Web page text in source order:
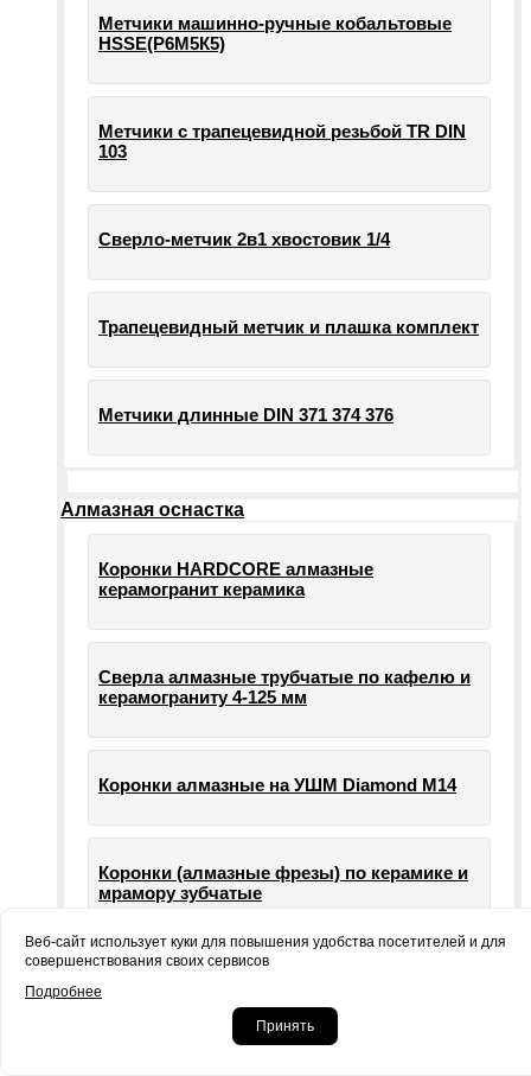
Метчики машинно-ручные кобальтовые
HSSE(Р6М5К5)
Метчики с трапецевидной резьбой TR DIN
103
Сверло-метчик 2в1 хвостовик 1/4
Трапецевидный метчик и плашка комплект
Метчики длинные DIN 371 374 376
Алмазная оснастка
Коронки HARDCORE алмазные
керамогранит керамика
Сверла алмазные трубчатые по кафелю и
керамограниту 4-125 мм
Коронки алмазные на УШМ Diamond М14
Коронки (алмазные фрезы) по керамике и
мрамору зубчатые
машин УШМ болгарки
Веб-сайт использует куки для повышения удобства посетителей и для
совершенствования своих сервисов
Подробнее
Принять